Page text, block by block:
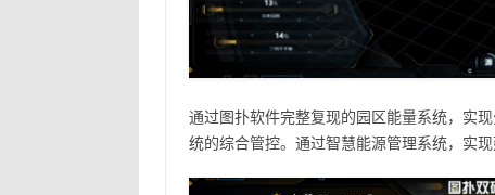
通过图扑软件完整复现的园区能量系统，实
统的综合管控。通过智慧能源管理系统，实